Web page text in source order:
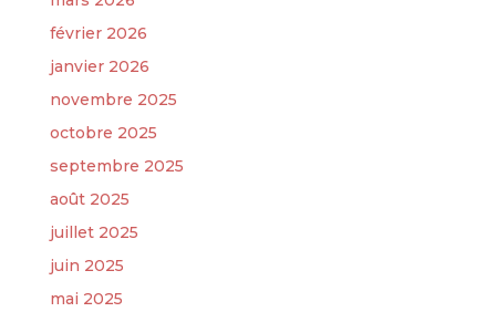
février 2026
janvier 2026
novembre 2025
octobre 2025
septembre 2025
août 2025
juillet 2025
juin 2025
mai 2025